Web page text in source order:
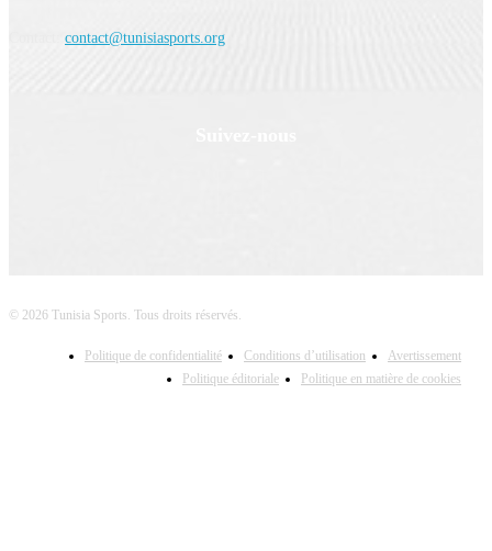
contact@tunisiasports.org
© 2026 Tunisia Sports. Tous droits réservés.
Politique de confidentialité Conditions d’utilisation
Avertissement
Politique éditoriale
Politique en matière de cookies